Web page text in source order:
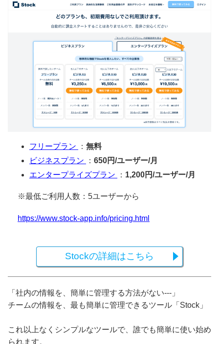
フリープラン ： 無料
ビジネスプラン
： 650円/ユーザー/月
エンタープライズプラン
： 1,200円/ユーザー/月
※最低ご利用人数：5ユーザーから
https://www.stock-app.info/pricing.html
Stockの詳細はこちら
「社内の情報を、簡単に管理する方法がない---」
チームの情報を、最も簡単に管理できるツール「Stock」
これ以上なくシンプルなツールで、誰でも簡単に使い始め
られます。